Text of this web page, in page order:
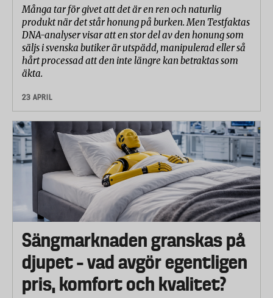
Många tar för givet att det är en ren och naturlig
produkt när det står honung på burken. Men Testfaktas
DNA-analyser visar att en stor del av den honung som
säljs i svenska butiker är utspädd, manipulerad eller så
hårt processad att den inte längre kan betraktas som
äkta.
23 APRIL
Sängmarknaden granskas på
djupet – vad avgör egentligen
pris, komfort och kvalitet?